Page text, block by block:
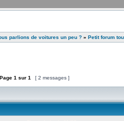
parlions de voitures un peu ? » Petit forum
Page 1 sur 1 [ 2 messages ]